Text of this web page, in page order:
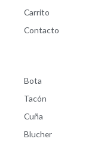
Carrito
Contacto
Bota
Tacón
Cuña
Blucher